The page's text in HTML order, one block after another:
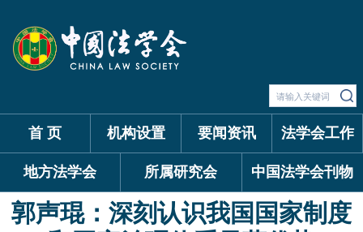
首 页 机构设置 要闻资讯 法学会工作
地方法学会 所属研究会 中国法学会刊物
郭声琨：深刻认识我国国家制度